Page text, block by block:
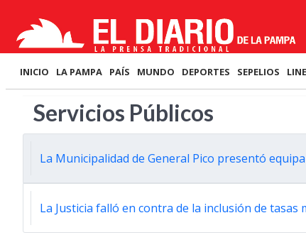
INICIO LA PAMPA PAÍS MUNDO DEPORTES SEPELIOS
Servicios Públicos
La Municipalidad de General Pico presentó
La Justicia falló en contra de la inclusión de